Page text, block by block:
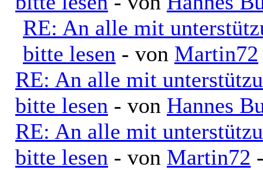
RE: An alle mit
bitte lesen - von Martin72
RE: An alle mit
bitte lesen - von Hannes
RE: An alle mit
bitte lesen - von Martin72